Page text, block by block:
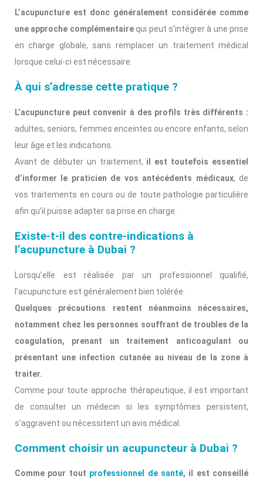
L’acupuncture est donc généralement considérée comme
une approche complémentairequi peut s’intégrer à une prise
en charge globale, sans remplacer un traitement médical
lorsque celui-ci est nécessaire.
À qui s’adresse cette pratique ?
L’acupuncture peut convenir à des profils très différents :
adultes, seniors, femmes enceintes ou encore enfants, selon
leur âge et les indications.
Avant de débuter un traitement, il est toutefois essentiel
d’informer le praticien de vos antécédents médicaux, de
vos traitements en cours ou de toute pathologie particulière
afin qu’il puisse adapter sa prise en charge.
Existe-t-il des contre-indications à
l’acupuncture à Dubai ?
Lorsqu’elle est réalisée par un professionnel qualifié,
l’acupuncture est généralement bien tolérée.
Quelques précautions restent néanmoins nécessaires,
notamment chez les personnes souffrant de troubles de la
coagulation, prenant un traitement anticoagulant ou
présentant une infection cutanée au niveau de la zone à
traiter.
Comme pour toute approche thérapeutique, il est important
de consulter un médecin si les symptômes persistent,
s’aggravent ou nécessitent un avis médical.
Comment choisir un acupuncteur à Dubai ?
Comme pour tout professionnel de santé, il est conseillé